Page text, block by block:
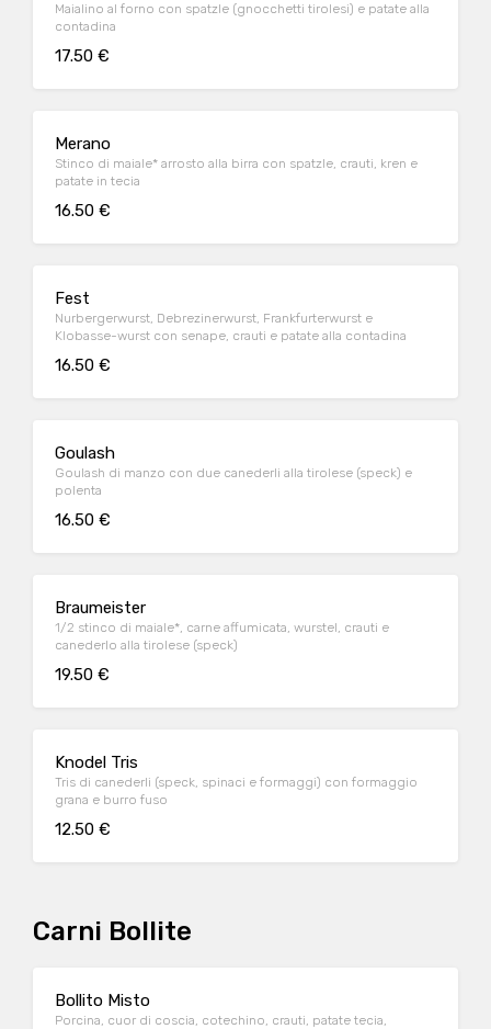
Maialino al forno con spatzle (gnocchetti tirolesi) e patate alla
contadina
17.50 €
Merano
Stinco di maiale* arrosto alla birra con spatzle, crauti, kren e
patate in tecia
16.50 €
Fest
Nurbergerwurst, Debrezinerwurst, Frankfurterwurst e
Klobasse-wurst con senape, crauti e patate alla contadina
16.50 €
Goulash
Goulash di manzo con due canederli alla tirolese (speck) e
polenta
16.50 €
Braumeister
1/2 stinco di maiale*, carne affumicata, wurstel, crauti e
canederlo alla tirolese (speck)
19.50 €
Knodel Tris
Tris di canederli (speck, spinaci e formaggi) con formaggio
grana e burro fuso
12.50 €
Carni Bollite
Bollito Misto
Porcina, cuor di coscia, cotechino, crauti, patate tecia,